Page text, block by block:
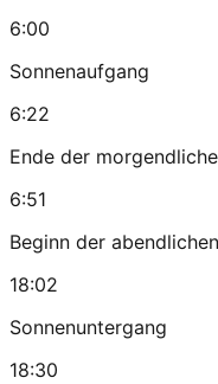
6:00
Sonnenaufgang
6:22
Ende der
6:51
Beginn der
18:02
Sonnenuntergang
18:30